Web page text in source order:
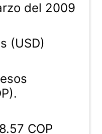
del 2009
(USD)
COP